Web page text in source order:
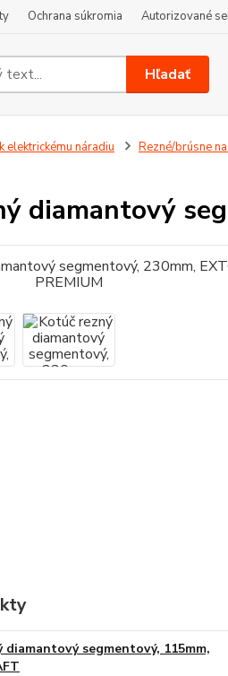
Ochrana súkromia Autorizované
Hľadať
elektrickému náradiu Rezné/brúsne
diamantový
diamantový segmentový, 115mm,